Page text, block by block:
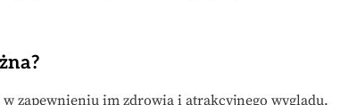
zapewnieniu im zdrowia i atrakcyjnego wyglądu.